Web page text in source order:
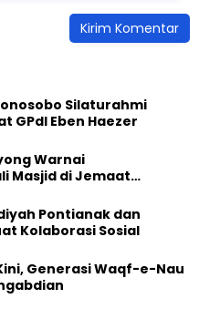
Silaturahmi
GPdI Eben Haezer
Warnai
Masjid di Jemaat
Pontianak dan
Kolaborasi Sosial
Generasi Waqf-e-Nau